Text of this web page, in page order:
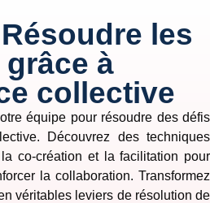
les
à
collective
équipe pour résoudre des défis
Découvrez des techniques
co-création et la facilitation pour
la collaboration. Transformez
véritables leviers de résolution de